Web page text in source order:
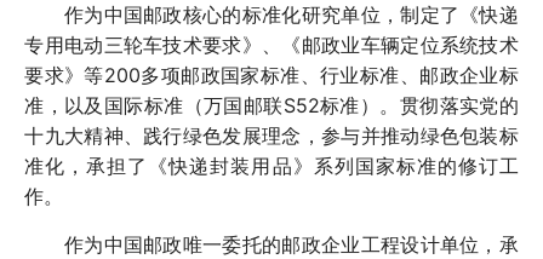
作为中国邮政核心的标准化研究单位，制定了《快递
专用电动三轮车技术要求》、《邮政业车辆定位系统技术
要求》等200多项邮政国家标准、行业标准、邮政企业标
准，以及国际标准（万国邮联S52标准）。贯彻落实党的
十九大精神、践行绿色发展理念，参与并推动绿色包装标
准化，承担了《快递封装用品》系列国家标准的修订工
作。
作为中国邮政唯一委托的邮政企业工程设计单位，承